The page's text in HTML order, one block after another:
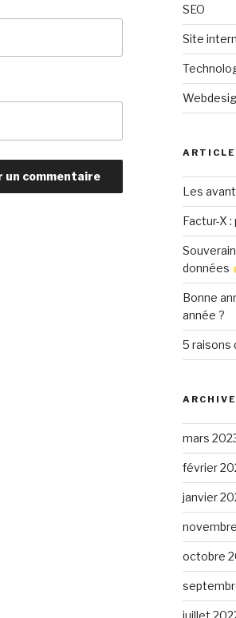
SEO
Site
Les
Factur-X :
données
Bonne
année ?
5 raisons
mars
février
janvier
octobre
juillet